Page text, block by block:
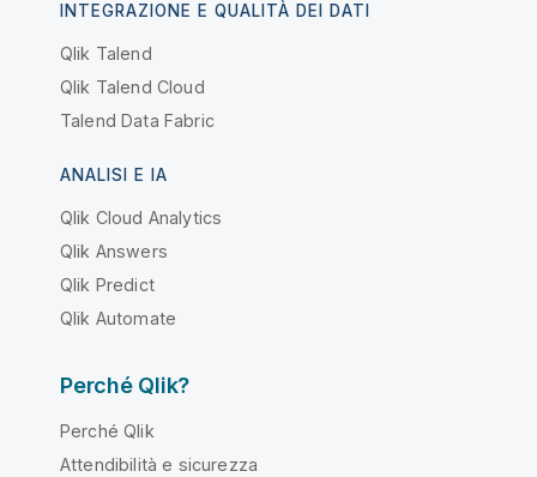
INTEGRAZIONE E QUALITÀ DEI DATI
Qlik Talend
Qlik Talend Cloud
Talend Data Fabric
ANALISI E IA
Qlik Cloud Analytics
Qlik Answers
Qlik Predict
Qlik Automate
Perché Qlik?
Perché Qlik
Attendibilità e sicurezza